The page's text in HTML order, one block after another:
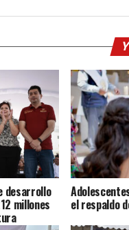
desarrollo
millones el respaldo